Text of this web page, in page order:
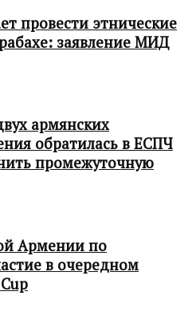
провести этнические
заявление МИД
армянских
обратилась в ЕСПЧ
промежуточную
Армении по
в очередном